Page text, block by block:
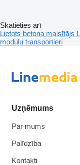
Skatieties arī
Lietots betona maisītājs
moduļu transportieri
Uzņēmums
Par mums
Palīdzība
Kontakti